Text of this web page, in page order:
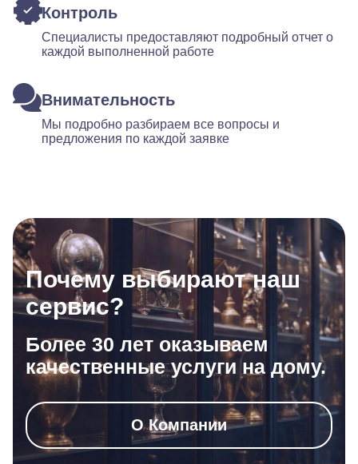
Контроль
Специалисты предоставляют подробный отчет о
каждой выполненной работе
Внимательность
Мы подробно разбираем все вопросы и
предложения по каждой заявке
Почему выбирают наш
сервис?
Более 30 лет оказываем
качественные услуги на дому.
О Компании